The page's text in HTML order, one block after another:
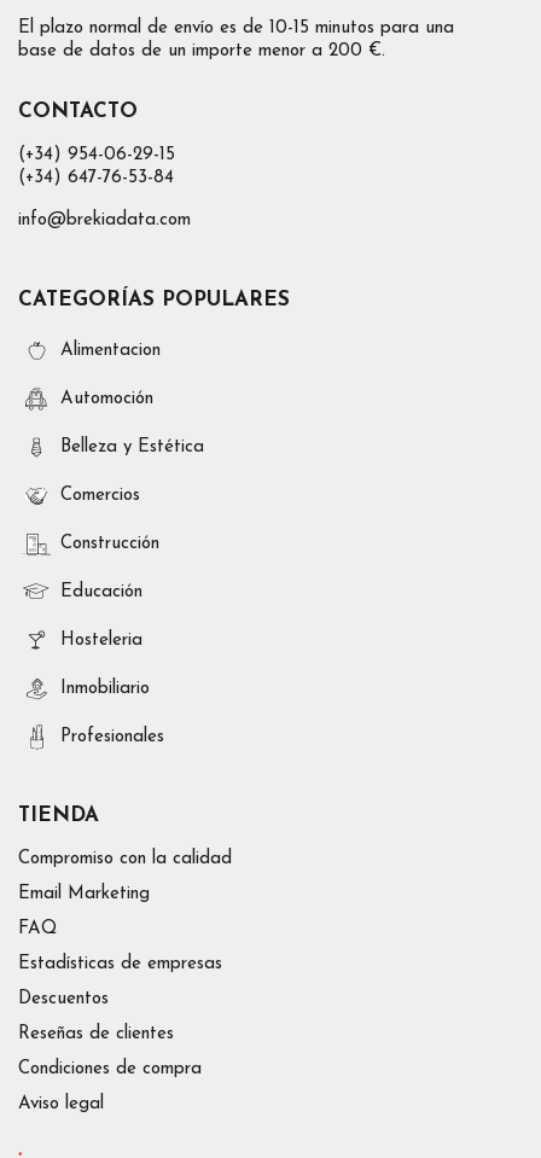
El plazo normal de envío es de 10-15 minutos para una
base de datos de un importe menor a 200 €.
CONTACTO
(+34) 954-06-29-15
(+34) 647-76-53-84
info@brekiadata.com
CATEGORÍAS POPULARES
Alimentacion
Automoción
Belleza y Estética
Comercios
Construcción
Educación
Hosteleria
Inmobiliario
Profesionales
TIENDA
Compromiso con la calidad
Email Marketing
FAQ
Estadísticas de empresas
Descuentos
Reseñas de clientes
Condiciones de compra
Aviso legal